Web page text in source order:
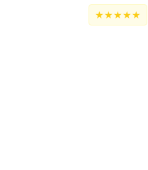
★★★★★